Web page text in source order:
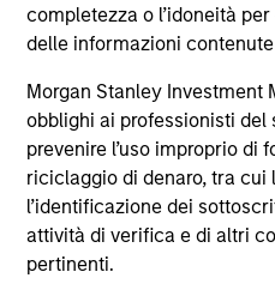
completezza o l’idoneità
delle informazioni
Morgan Stanley Investment
obblighi ai professionisti
prevenire l’uso improprio di
riciclaggio di denaro, tra cui
l’identificazione dei
attività di verifica e di altri
pertinenti.
Cutting Through
of a Research-
The Fixed Income team
Green Bond market
sustainable financing
effectively catalyse
environmentally and
projects, transparent
reporting.